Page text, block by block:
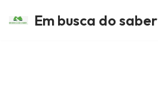
Em busca do saber